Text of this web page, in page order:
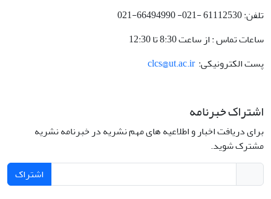
تلفن: 61112530 -021- 66494990-021
ساعات تماس : از ساعت 8:30 تا 12:30
پست الکترونیکی:clcs@ut.ac.ir
اشتراک خبرنامه
برای دریافت اخبار و اطلاعیه های مهم نشریه در خبرنامه نشریه
مشترک شوید.
اشتراک